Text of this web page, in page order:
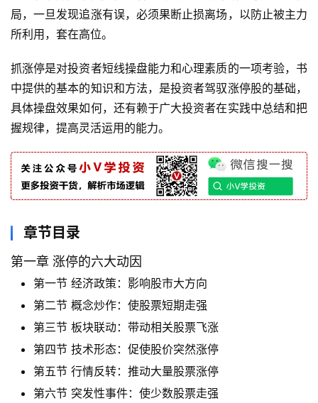
局，一旦发现追涨有误，必须果断止损离场，以防止被主力
所利用，套在高位。
抓涨停是对投资者短线操盘能力和心理素质的一项考验，书
中提供的基本的知识和方法，是投资者驾驭涨停股的基础，
具体操盘效果如何，还有赖于广大投资者在实践中总结和把
握规律，提高灵活运用的能力。
章节目录
第一章 涨停的六大动因
第一节 经济政策：影响股市大方向
第二节 概念炒作：使股票短期走强
第三节 板块联动：带动相关股票飞涨
第四节 技术形态：促使股价突然涨停
第五节 行情反转：推动大量股票涨停
第六节 突发性事件：使少数股票走强